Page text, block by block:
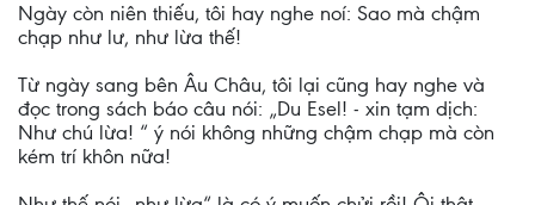
Ngày còn niên thiếu, tôi hay nghe noí: Sao mà chậm
chạp như lư, như lừa thế!
Từ ngày sang bên Âu Châu, tôi lại cũng hay nghe và
đọc trong sách báo câu nói: „Du Esel! - xin tạm dịch:
Như chú lừa! “ ý nói không những chậm chạp mà còn
kém trí khôn nữa!